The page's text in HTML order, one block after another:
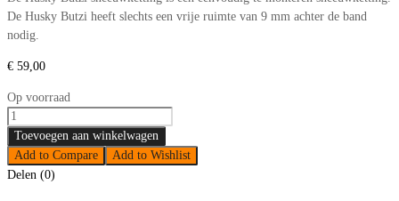
De Husky Butzi heeft slechts een vrije ruimte van 9 mm achter de band
nodig.
€ 59,00
Op voorraad
Sneeuwkettingen
Husky
Butzi
60
Toevoegen aan winkelwagen
Add to Compare
Add to Wishlist
Delen (0)